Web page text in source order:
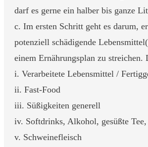
darf es gerne ein halber bis ganze
c. Im ersten Schritt geht es darum,
potenziell schädigende
einem Ernährungsplan zu streichen.
i. Verarbeitete Lebensmittel /
ii. Fast-Food
iii. Süßigkeiten generell
iv. Softdrinks, Alkohol, gesüßte
v. Schweinefleisch